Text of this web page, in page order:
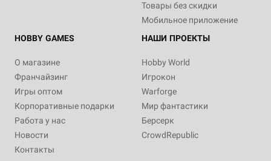
Товары без скидки
Мобильное приложение
HOBBY GAMES
О магазине
Франчайзинг
Игры оптом
Корпоративные подарки
Работа у нас
Новости
Контакты
НАШИ ПРОЕКТЫ
Hobby World
Игрокон
Warforge
Мир фантастики
Берсерк
CrowdRepublic